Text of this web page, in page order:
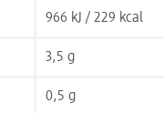
966 kJ / 229 kcal
3,5 g
0,5 g